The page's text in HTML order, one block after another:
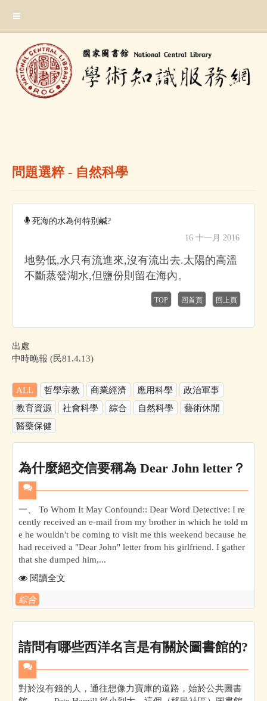
主
問題選粹 - 自然科學
死海的水為何特別鹹?
16 十一月 2016
地勢低,水只有流進來,沒有流出去.太陽的高溫
不斷蒸發湖水,但鹽份則留在海內。
TOP 回首頁 回上頁
出處
中時晚報 (民81.4.13)
ALL 哲學宗教 商業經濟 應用科學
政治軍事
教育資源
社會科學 綜合 自然科學
藝術休閒
醫藥保健
為什麼絕交信要稱為 Dear John letter？
一、 To Whom It May Confound:: Dear Word Detective: I re
cently received an e-mail from my brother in which he told m
e he wouldn't be coming to visit me this weekend because he
had received a "Dear John" letter from his girlfriend. I gather
that she dumped him,...
閱讀全文
綜合
請問有哪些西洋名言是有關於圖書館的?
對於沒有錢的人，通往想像力寶庫的道路，始於公共圖書